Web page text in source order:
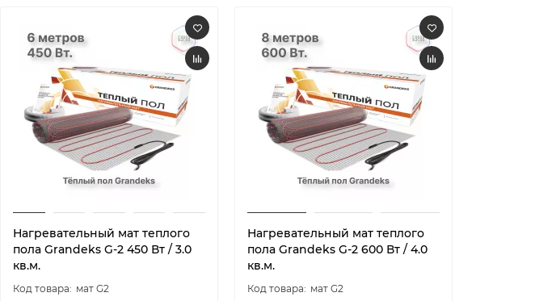
Нагревательный мат теплого
пола Grandeks G-2 450 Вт / 3.0
кв.м.
мат G2
Нагревательный мат теплого
пола Grandeks G-2 600 Вт / 4.0
кв.м.
мат G2